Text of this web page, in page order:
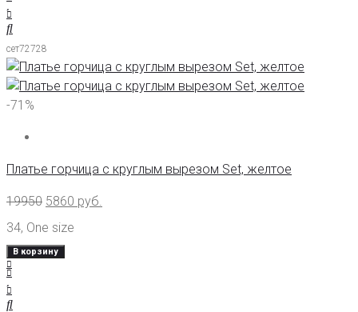
сет72728
-71%
Платье горчица с круглым вырезом Set, желтое
19950 5860 руб.
34, One size
В корзину